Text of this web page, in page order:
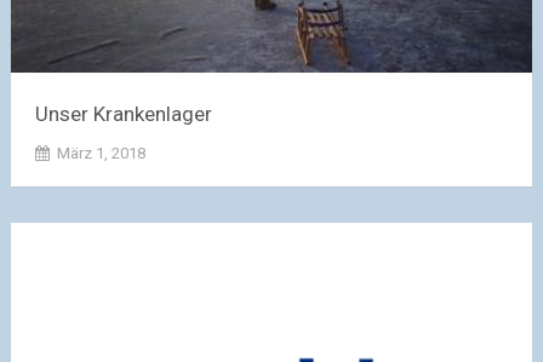
Unser Krankenlager
März 1, 2018